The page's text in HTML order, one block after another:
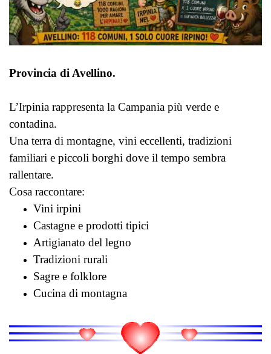
Provincia di Avellino.
L’Irpinia rappresenta la Campania più verde e
contadina.
Una terra di montagne, vini eccellenti, tradizioni
familiari e piccoli borghi dove il tempo sembra
rallentare.
Cosa raccontare:
Vini irpini
Castagne e prodotti tipici
Artigianato del legno
Tradizioni rurali
Sagre e folklore
Cucina di montagna